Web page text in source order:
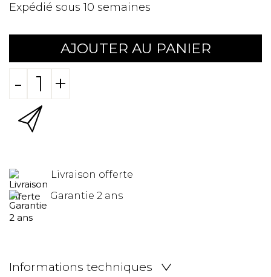
Expédié sous 10 semaines
AJOUTER AU PANIER
- +
Livraison offerte
Garantie 2 ans
Informations techniques